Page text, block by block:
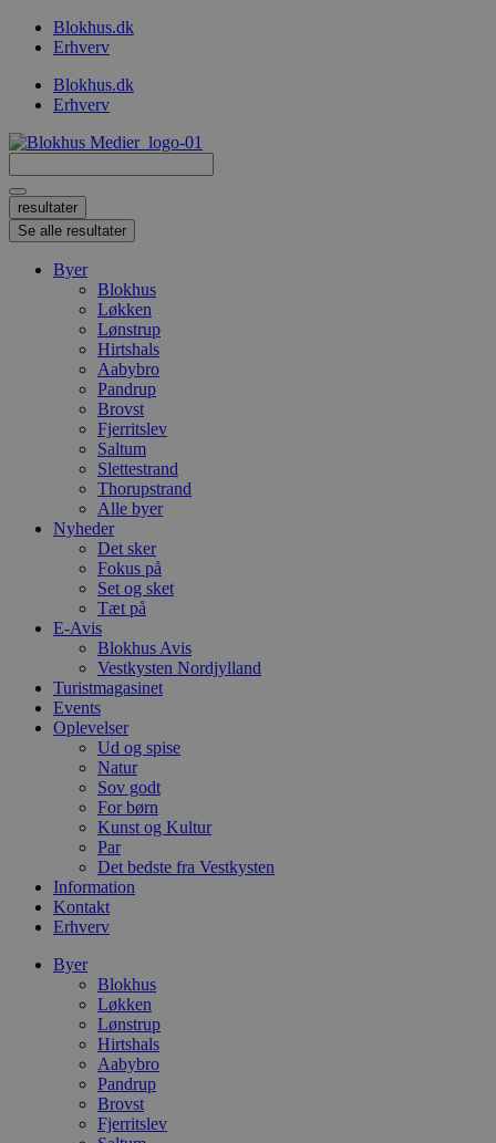
VidereBlokhus.dk
Erhverv
Blokhus.dk
Erhverv
...
resultater
Se alle resultater
Byer
Blokhus
Løkken
Lønstrup
Hirtshals
Aabybro
Pandrup
Brovst
Fjerritslev
Saltum
Slettestrand
Thorupstrand
Alle byer
Nyheder
Det sker
Fokus på
Set og sket
Tæt på
E-Avis
Blokhus Avis
Vestkysten Nordjylland
Turistmagasinet
Events
Oplevelser
Ud og spise
Natur
Sov godt
For børn
Kunst og Kultur
Par
Det bedste fra Vestkysten
Information
Kontakt
Erhverv
Byer
Blokhus
Løkken
Lønstrup
Hirtshals
Aabybro
Pandrup
Brovst
Fjerritslev